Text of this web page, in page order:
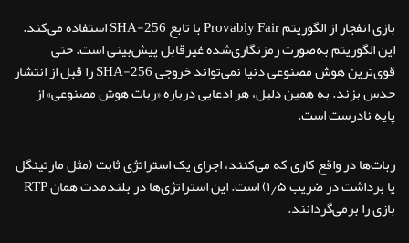
بازی انفجار از الگوریتم Provably Fair با تابع SHA-256 استفاده می‌کند.
این الگوریتم به‌صورت رمزنگاری‌شده غیرقابل پیش‌بینی است. حتی
قوی‌ترین هوش مصنوعی دنیا نمی‌تواند خروجی SHA-256 را قبل از انتشار
حدس بزند. به همین دلیل، هر ادعایی درباره «ربات هوش مصنوعی» از
پایه نادرست است.
ربات‌ها در واقع کاری که می‌کنند، اجرای یک استراتژی ثابت (مثل مارتینگل
یا برداشت در ضریب ۱٫۵) است. این استراتژی‌ها در بلندمدت همان RTP
بازی را برمی‌گردانند.